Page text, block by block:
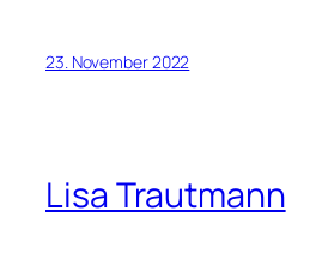
23. November 2022
Lisa Trautmann